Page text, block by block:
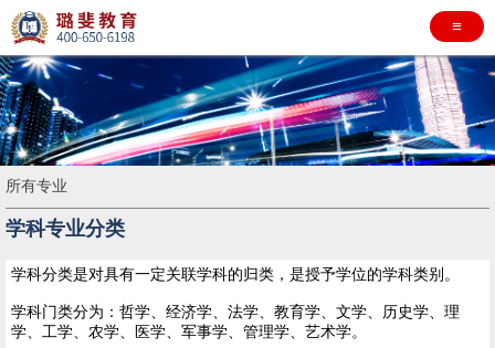
≡
所有专业
学科专业分类
学科分类是对具有一定关联学科的归类，是授予学位的学科类别。
学科门类分为：哲学、经济学、法学、教育学、文学、历史学、理
学、工学、农学、医学、军事学、管理学、艺术学。